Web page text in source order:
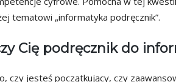
tematowi „informatyka podręcznik”.
Cię podręcznik do
czy jesteś początkujący, czy